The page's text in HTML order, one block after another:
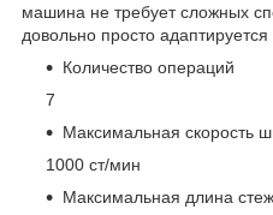
машина не требует сложных
довольно просто
Количество операций
7
Максимальная скорость
1000 ст/мин
Максимальная длина